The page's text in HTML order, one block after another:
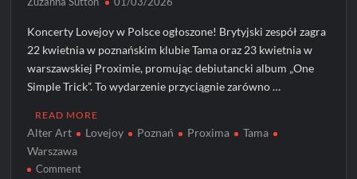
Koncerty Lovejoy w Polsce ogłoszone! Brytyjski zespół zagra
22 kwietnia w poznańskim klubie Tama oraz 23 kwietnia w
warszawskiej Proximie, promując debiutancki album „One
Simple Trick”. To wydarzenie przyciągnie zarówno …
READ MORE
Alter Art Lovejoy Poznań Proxima
Tama
Warszawa
Commenton